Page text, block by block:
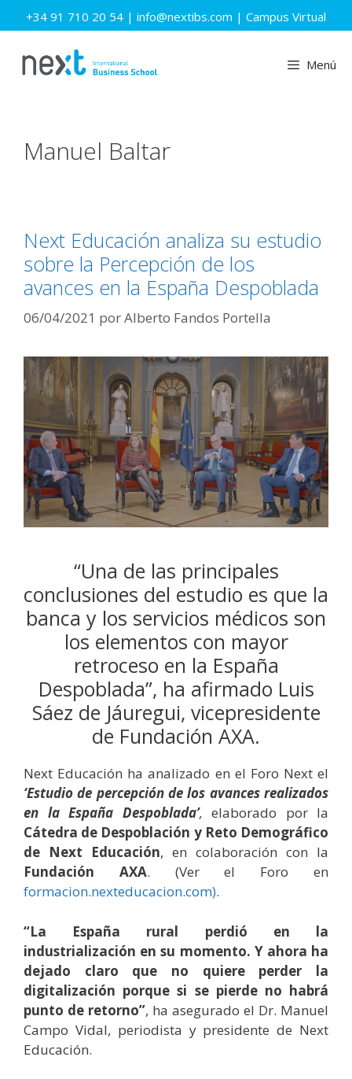
Saltar
al
+34 91 710 20 54 | info@nextibs.com | Campus Virtual
Menú
Manuel Baltar
Next Educación analiza su estudio
sobre la Percepción de los
avances en la España Despoblada
06/04/2021 porAlberto Fandos Portella
“Una de las principales
conclusiones del estudio es que la
banca y los servicios médicos son
los elementos con mayor
retroceso en la España
Despoblada”, ha afirmado Luis
Sáez de Jáuregui, vicepresidente
de Fundación AXA.
Next Educación ha analizado en el Foro Next el
‘Estudio de percepción de los avances realizados
en la España Despoblada’, elaborado por la
Cátedra de Despoblación y Reto Demográfico
de Next Educación, en colaboración con la
Fundación AXA. (Ver el Foro en
formacion.nexteducacion.com).
“La España rural perdió en la
industrialización en su momento. Y ahora ha
dejado claro que no quiere perder la
digitalización porque si se pierde no habrá
punto de retorno”, ha asegurado el Dr. Manuel
Campo Vidal, periodista y presidente de Next
Educación.